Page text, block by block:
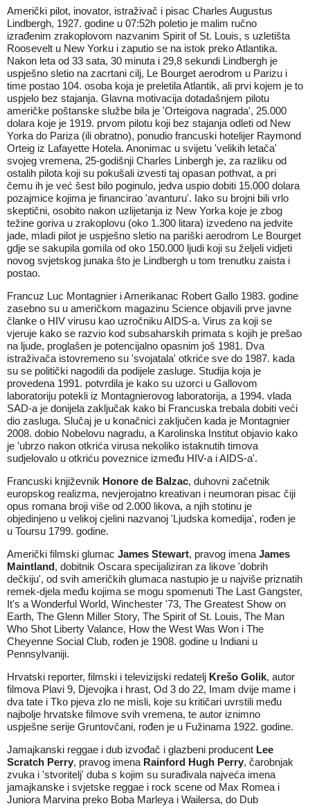
Američki pilot, inovator, istraživač i pisac Charles Augustus
Lindbergh, 1927. godine u 07:52h poletio je malim ručno
izrađenim zrakoplovom nazvanim Spirit of St. Louis, s uzletišta
Roosevelt u New Yorku i zaputio se na istok preko Atlantika.
Nakon leta od 33 sata, 30 minuta i 29,8 sekundi Lindbergh je
uspješno sletio na zacrtani cilj, Le Bourget aerodrom u Parizu i
time postao 104. osoba koja je preletila Atlantik, ali prvi kojem je to
uspjelo bez stajanja. Glavna motivacija dotadašnjem pilotu
američke poštanske službe bila je 'Orteigova nagrada', 25.000
dolara koje je 1919. prvom pilotu koji bez stajanja odleti od New
Yorka do Pariza (ili obratno), ponudio francuski hotelijer Raymond
Orteig iz Lafayette Hotela. Anonimac u svijetu 'velikih letača'
svojeg vremena, 25-godišnji Charles Linbergh je, za razliku od
ostalih pilota koji su pokušali izvesti taj opasan pothvat, a pri
čemu ih je već šest bilo poginulo, jedva uspio dobiti 15.000 dolara
pozajmice kojima je financirao 'avanturu'. Iako su brojni bili vrlo
skeptični, osobito nakon uzlijetanja iz New Yorka koje je zbog
težine goriva u zrakoplovu (oko 1.300 litara) izvedeno na jedvite
jade, mladi pilot je uspješno sletio na pariški aerodrom Le Bourget
gdje se sakupila gomila od oko 150.000 ljudi koji su željeli vidjeti
novog svjetskog junaka što je Lindbergh u tom trenutku zaista i
postao.
Francuz Luc Montagnier i Amerikanac Robert Gallo 1983. godine
zasebno su u američkom magazinu Science objavili prve javne
članke o HIV virusu kao uzročniku AIDS-a. Virus za koji se
vjeruje kako se razvio kod subsaharskih primata s kojih je prešao
na ljude, proglašen je potencijalno opasnim još 1981. Dva
istraživača istovremeno su 'svojatala' otkriće sve do 1987. kada
su se politički nagodili da podijele zasluge. Studija koja je
provedena 1991. potvrdila je kako su uzorci u Gallovom
laboratoriju potekli iz Montagnierovog laboratorija, a 1994. vlada
SAD-a je donijela zaključak kako bi Francuska trebala dobiti veći
dio zasluga. Slučaj je u konačnici zaključen kada je Montagnier
2008. dobio Nobelovu nagradu, a Karolinska Institut objavio kako
je 'ubrzo nakon otkrića virusa nekoliko istaknutih timova
sudjelovalo u otkriću poveznice između HIV-a i AIDS-a'.
Francuski književnik Honore de Balzac, duhovni začetnik
europskog realizma, nevjerojatno kreativan i neumoran pisac čiji
opus romana broji više od 2.000 likova, a njih stotinu je
objedinjeno u velikoj cjelini nazvanoj 'Ljudska komedija', rođen je
u Toursu 1799. godine.
Američki filmski glumac James Stewart, pravog imena James
Maintland, dobitnik Oscara specijaliziran za likove 'dobrih
dečkiju', od svih američkih glumaca nastupio je u najviše priznatih
remek-djela među kojima se mogu spomenuti The Last Gangster,
It's a Wonderful World, Winchester '73, The Greatest Show on
Earth, The Glenn Miller Story, The Spirit of St. Louis, The Man
Who Shot Liberty Valance, How the West Was Won i The
Cheyenne Social Club, rođen je 1908. godine u Indiani u
Pennsylvaniji.
Hrvatski reporter, filmski i televizijski redatelj Krešo Golik, autor
filmova Plavi 9, Djevojka i hrast, Od 3 do 22, Imam dvije mame i
dva tate i Tko pjeva zlo ne misli, koje su kritičari uvrstili među
najbolje hrvatske filmove svih vremena, te autor iznimno
uspješne serije Gruntovčani, rođen je u Fužinama 1922. godine.
Jamajkanski reggae i dub izvođač i glazbeni producent Lee
Scratch Perry, pravog imena Rainford Hugh Perry, čarobnjak
zvuka i 'stvoritelj' duba s kojim su surađivala najveća imena
jamajkanske i svjetske reggae i rock scene od Max Romea i
Juniora Marvina preko Boba Marleya i Wailersa, do Dub